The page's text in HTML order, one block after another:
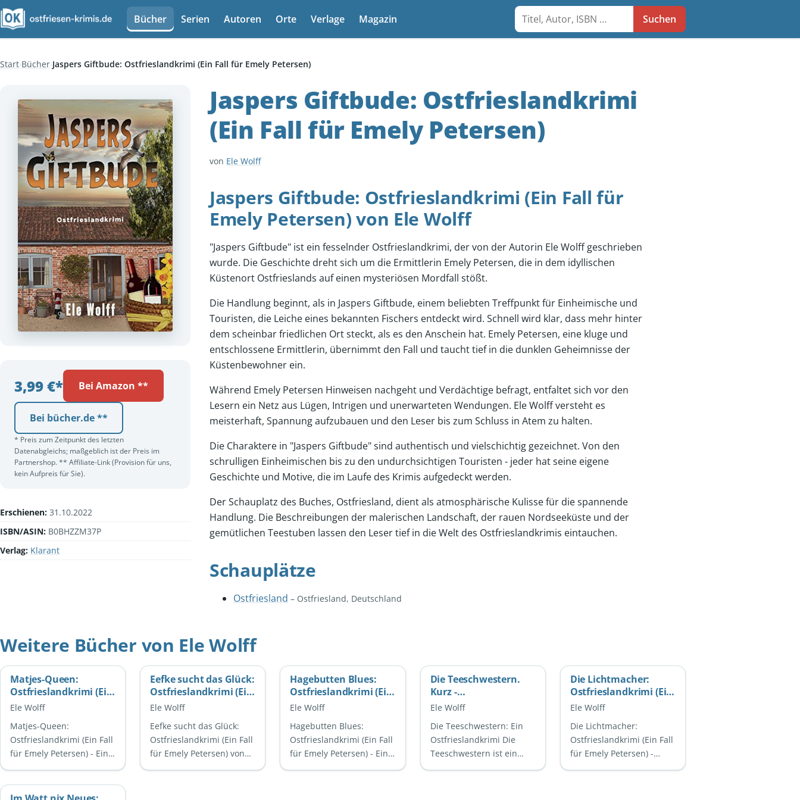
Bücher Serien Autoren Orte Verlage Magazin Suche Suchen
Start Bücher Jaspers Giftbude: Ostfrieslandkrimi (Ein Fall für Emely Petersen)
3,99 €* Bei Amazon **
Bei bücher.de **
* Preis zum Zeitpunkt des letzten
Datenabgleichs; maßgeblich ist der Preis im
Partnershop. ** Affiliate-Link (Provision für uns,
kein Aufpreis für Sie).
Erschienen: 31.10.2022
ISBN/ASIN: B0BHZZM37P
Verlag: Klarant
Jaspers Giftbude: Ostfrieslandkrimi
(Ein Fall für Emely Petersen)
von Ele Wolff
Jaspers Giftbude: Ostfrieslandkrimi (Ein Fall für
Emely Petersen) von Ele Wolff
"Jaspers Giftbude" ist ein fesselnder Ostfrieslandkrimi, der von der Autorin Ele Wolff geschrieben
wurde. Die Geschichte dreht sich um die Ermittlerin Emely Petersen, die in dem idyllischen
Küstenort Ostfrieslands auf einen mysteriösen Mordfall stößt.
Die Handlung beginnt, als in Jaspers Giftbude, einem beliebten Treffpunkt für Einheimische und
Touristen, die Leiche eines bekannten Fischers entdeckt wird. Schnell wird klar, dass mehr hinter
dem scheinbar friedlichen Ort steckt, als es den Anschein hat. Emely Petersen, eine kluge und
entschlossene Ermittlerin, übernimmt den Fall und taucht tief in die dunklen Geheimnisse der
Küstenbewohner ein.
Während Emely Petersen Hinweisen nachgeht und Verdächtige befragt, entfaltet sich vor den
Lesern ein Netz aus Lügen, Intrigen und unerwarteten Wendungen. Ele Wolff versteht es
meisterhaft, Spannung aufzubauen und den Leser bis zum Schluss in Atem zu halten.
Die Charaktere in "Jaspers Giftbude" sind authentisch und vielschichtig gezeichnet. Von den
schrulligen Einheimischen bis zu den undurchsichtigen Touristen - jeder hat seine eigene
Geschichte und Motive, die im Laufe des Krimis aufgedeckt werden.
Der Schauplatz des Buches, Ostfriesland, dient als atmosphärische Kulisse für die spannende
Handlung. Die Beschreibungen der malerischen Landschaft, der rauen Nordseeküste und der
gemütlichen Teestuben lassen den Leser tief in die Welt des Ostfrieslandkrimis eintauchen.
Schauplätze
Ostfriesland – Ostfriesland, Deutschland
Weitere Bücher von Ele Wolff
Matjes-Queen:
Ostfrieslandkrimi (Ein
Fall für Emely
Ele Wolff
Matjes-Queen:
Ostfrieslandkrimi (Ein Fall
für Emely Petersen) - Ein
spannender
WolffMatjes-Queen ist ein
Eefke sucht das Glück:
Ostfrieslandkrimi (Ein
Fall für Emely
Ele Wolff
Eefke sucht das Glück:
Ostfrieslandkrimi (Ein Fall
für Emely Petersen) von
Ele WolffIn dem
Hagebutten Blues:
Ostfrieslandkrimi (Ein
Fall für Emely
Ele Wolff
Hagebutten Blues:
Ostfrieslandkrimi (Ein Fall
für Emely Petersen) - Ein
spannender
Die Teeschwestern.
Kurz -
Ostfrieslandkrimi
Ele Wolff
Die Teeschwestern: Ein
Ostfrieslandkrimi Die
Teeschwestern ist ein
fesselnder
Die Lichtmacher:
Ostfrieslandkrimi (Ein
Fall für Emely
Ele Wolff
Die Lichtmacher:
Ostfrieslandkrimi (Ein Fall
für Emely Petersen) -
Spannung pur an der